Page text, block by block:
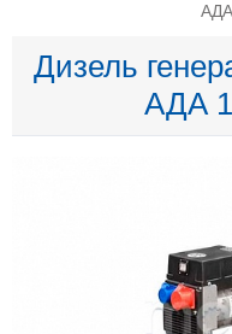
Дизель
АДА